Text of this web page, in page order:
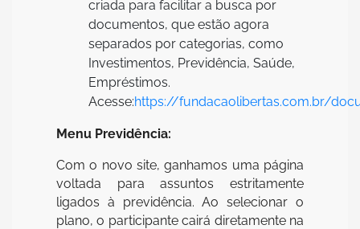
criada para facilitar a busca por
documentos, que estão agora
separados por categorias, como
Investimentos, Previdência, Saúde,
Empréstimos.
Acesse:https://fundacaolibertas.com.br/
Menu Previdência:
Com o novo site, ganhamos uma página
voltada para assuntos estritamente
ligados à previdência. Ao selecionar o
plano, o participante cairá diretamente na